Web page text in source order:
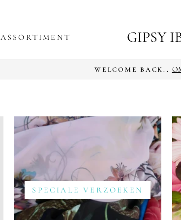
ASSORTIMENT GIPSY
GRATIS VERZENDING
SPECIALE VERZOEKEN